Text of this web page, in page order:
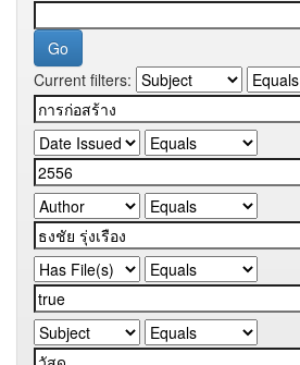
Current filters: